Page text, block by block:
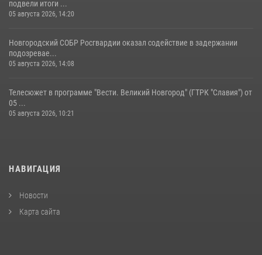
подвели итоги ...
05 августа 2026, 14:20
Новгородский СОБР Росгвардии оказал содействие в задержании
подозревае...
05 августа 2026, 14:08
Телесюжет в программе "Вести. Великий Новгород" (ГТРК "Славия") от
05 ...
05 августа 2026, 10:21
НАВИГАЦИЯ
Новости
Карта сайта